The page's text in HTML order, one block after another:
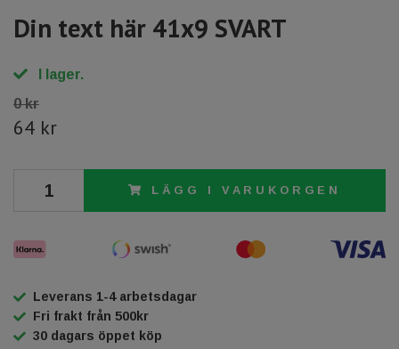
Din text här 41x9 SVART
I lager.
0 kr
64 kr
LÄGG I VARUKORGEN
Leverans 1-4 arbetsdagar
Fri frakt från 500kr
30 dagars öppet köp